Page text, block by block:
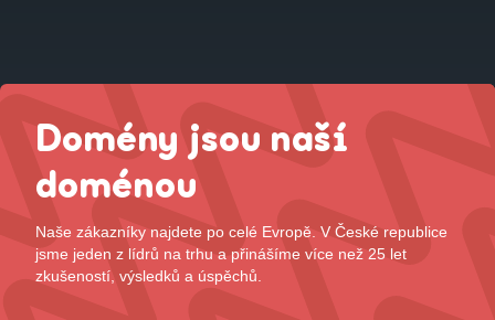
Domény jsou naší
doménou
Naše zákazníky najdete po celé Evropě. V České republice
jsme jeden z lídrů na trhu a přinášíme více než 25 let
zkušeností, výsledků a úspěchů.